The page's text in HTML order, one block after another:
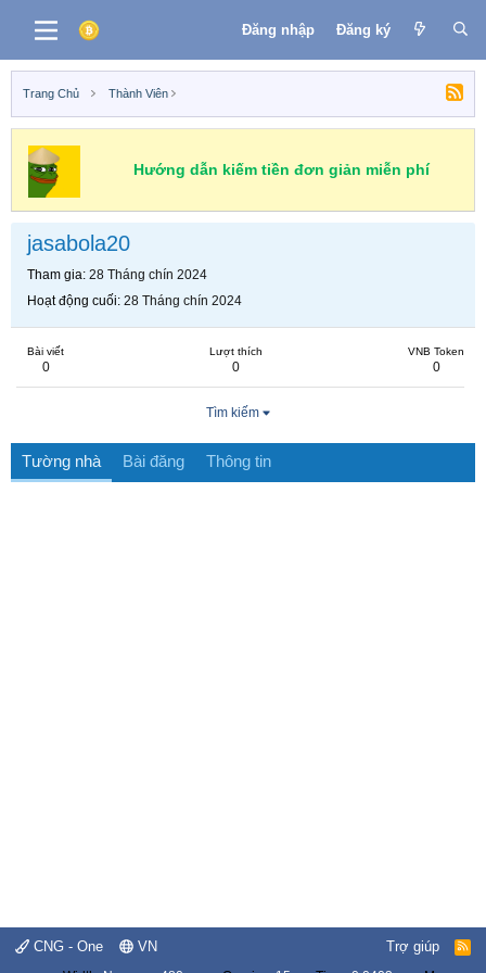
Đăng nhập Đăng ký
Trang Chủ Thành Viên
Hướng dẫn kiếm tiền đơn giản miễn phí
jasabola20
Tham gia 28 Tháng chín 2024
Hoạt động cuối 28 Tháng chín 2024
Bài viết
0
Lượt thích
0
VNB Token
0
Tìm kiếm
Tường nhà Bài đăng Thông tin
CNG - One VN Trợ giúp
R